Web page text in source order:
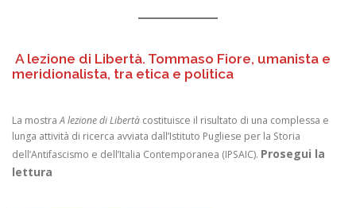
A lezione di Libertà. Tommaso Fiore, umanista e
meridionalista, tra etica e politica
La mostraA lezione di Libertà costituisce il risultato di una complessa e
lunga attività di ricerca avviata dall’Istituto Pugliese per la Storia
dell’Antifascismo e dell’Italia Contemporanea (IPSAIC). Prosegui la
lettura